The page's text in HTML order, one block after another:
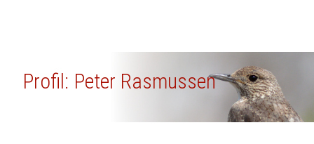
Profil: Peter Rasmussen